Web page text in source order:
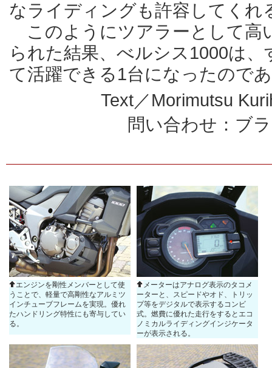
なライディングも許容してくれ
このようにツアラーとして高
られた結果、べルシス1000は
て活躍できる1台になったので
Text／Morimutsu
問い合わせ：ブ
エンジンを剛性メンバーとして使
うことで、軽量で高剛性なアルミツ
インチューブフレームを実現。優れ
たハンドリング特性にも寄与してい
る。
メーターはアナログ表示のタコメ
ーターと、スピードやオド、トリッ
プ等をデジタルで表示するコンビ
式。燃費に優れた走行をするとエコ
ノミカルライディングインジケータ
ーが表示される。